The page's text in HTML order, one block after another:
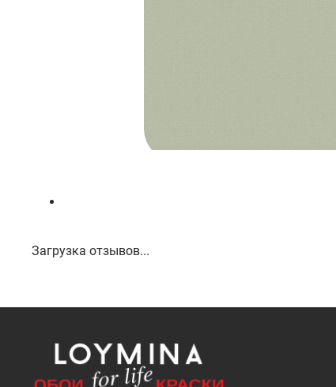
Загрузка отзывов...